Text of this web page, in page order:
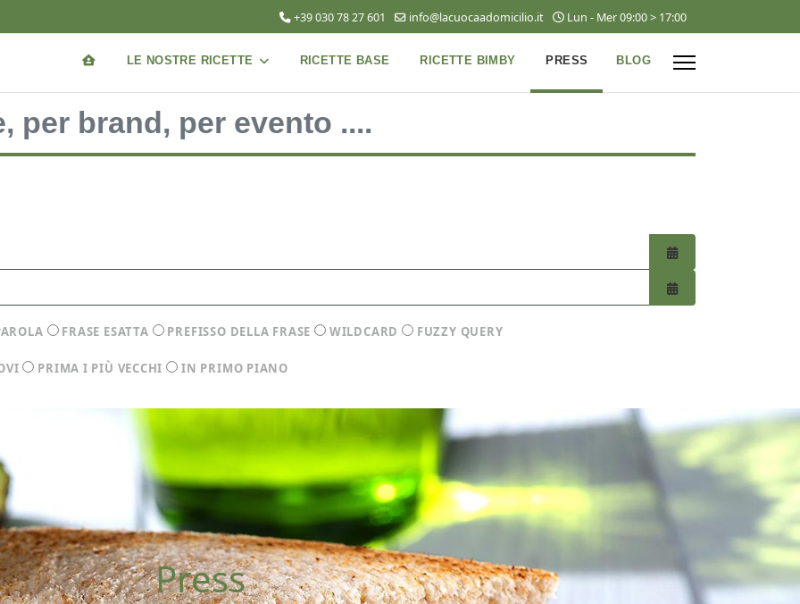
+39 030 78 27 601 info@lacuocaadomicilio.it Lun - Mer 09:00 > 17:00
LE NOSTRE RICETTE RICETTE BASE RICETTE BIMBY PRESS BLOG
APRI IL
APRI IL
FRASE ESATTA PREFISSO DELLA FRASE WILDCARD FUZZY QUERY
PRIMA I PIÙ VECCHI IN PRIMO PIANO
Press